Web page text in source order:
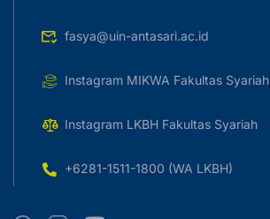
fasya@uin-antasari.ac.id
Instagram MIKWA Fakultas Syariah
Instagram LKBH Fakultas Syariah
+6281-1511-1800 (WA LKBH)